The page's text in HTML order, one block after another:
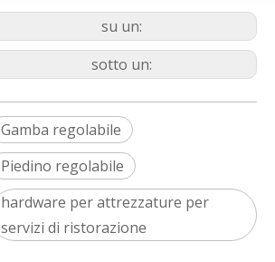
su un:
sotto un:
Gamba regolabile
Piedino regolabile
hardware per attrezzature per
servizi di ristorazione